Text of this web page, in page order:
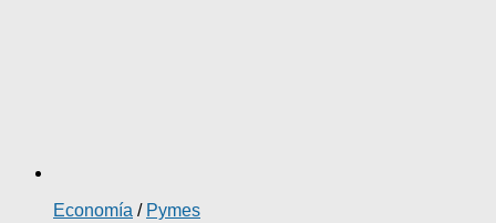
Economía / Pymes